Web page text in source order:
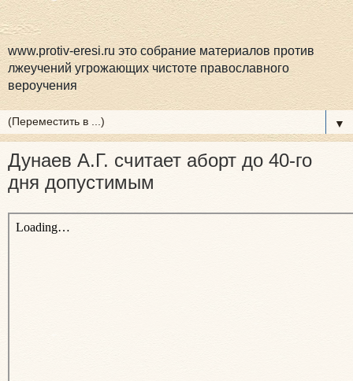
www.protiv-eresi.ru это собрание материалов против
лжеучений угрожающих чистоте православного
вероучения
▼
Дунаев А.Г. считает аборт до 40-го
дня допустимым